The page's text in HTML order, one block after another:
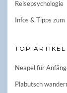
Reisepsychologie
Infos & Tipps zum
TOP ARTIKEL
Neapel für
Plabutsch